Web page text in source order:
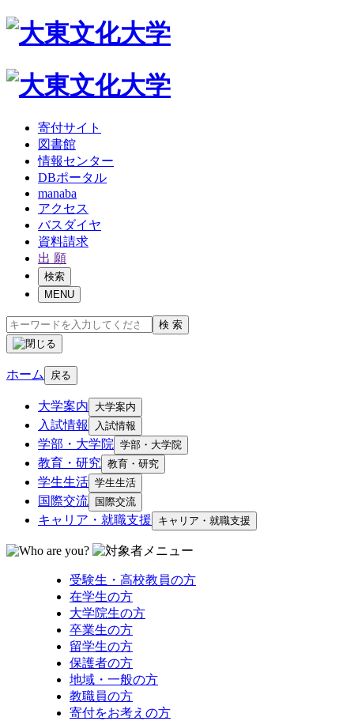
寄付サイト
図書館
情報センター
DBポータル
manaba
アクセス
バスダイヤ
資料請求
出 願
検索
MENU
検 索
ホーム 戻る
大学案内 大学案内
入試情報 入試情報
学部・大学院 学部・大学院
教育・研究 教育・研究
学生生活 学生生活
国際交流 国際交流
キャリア・就職支援 キャリア・就職支援
受験生・高校教員の方
在学生の方
大学院生の方
卒業生の方
留学生の方
保護者の方
地域・一般の方
教職員の方
寄付をお考えの方